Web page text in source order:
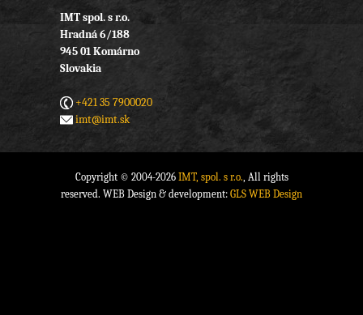
IMT spol. s r.o.
Hradná 6/188
945 01 Komárno
Slovakia
+421 35 7900020
imt@imt.sk
Copyright © 2004-2026 IMT, spol. s r.o., All rights
reserved. WEB Design & development: GLS WEB Design